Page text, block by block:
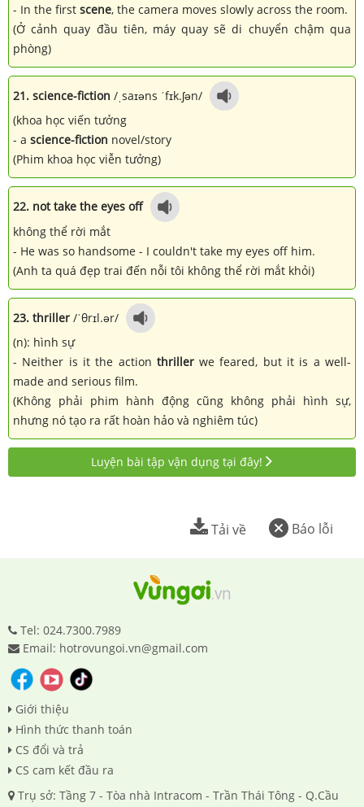
- In the first scene, the camera moves slowly across the room.
(Ở cảnh quay đầu tiên, máy quay sẽ di chuyển chậm qua
phòng)
21. science-fiction /ˌsaɪəns ˈfɪk.ʃən/
(khoa học viến tưởng
- a science-fiction novel/story
(Phim khoa học viễn tưởng)
22. not take the eyes off
không thể rời mắt
- He was so handsome - I couldn't take my eyes off him.
(Anh ta quá đẹp trai đến nỗi tôi không thể rời mắt khỏi)
23. thriller /ˈθrɪl.ər/
(n): hình sự
- Neither is it the action thrillerwe feared, but it is a well-
made and serious film.
(Không phải phim hành động cũng không phải hình sự,
nhưng nó tạo ra rất hoàn hảo và nghiêm túc)
Luyện bài tập vận dụng tại đây!
Báo lỗi
Tải về
Tel: 024.7300.7989
Email: hotrovungoi.vn@gmail.com
Giới thiệu
Hình thức thanh toán
CS đổi và trả
CS cam kết đầu ra
Trụ sở: Tầng 7 - Tòa nhà Intracom - Trần Thái Tông - Q.Cầu